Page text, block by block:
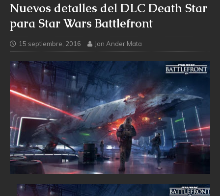
Nuevos detalles del DLC Death Star
para Star Wars Battlefront
15 septiembre, 2016 Jon Ander Mata